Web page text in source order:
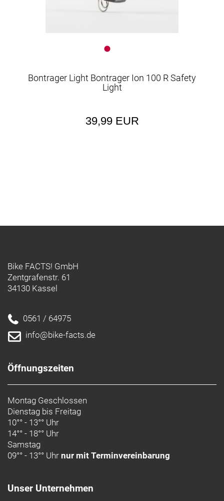
Bontrager Light Bontrager Ion 100 R Safety
Light
39,99 EUR
Bike FACTS! GmbH
Zentgrafenstr. 61
34130 Kassel
0561 / 64975
info@bike-facts.de
Öffnungszeiten
Montag Geschlossen
Dienstag bis Freitag
10°° - 13°° Uhr
14°° - 18°° Uhr
Samstag
09°° - 13°° Uhr nur mit Terminvereinbarung
Unser Unternehmen